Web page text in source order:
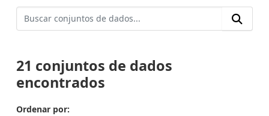
21 conjuntos de dados
encontrados
Ordenar por